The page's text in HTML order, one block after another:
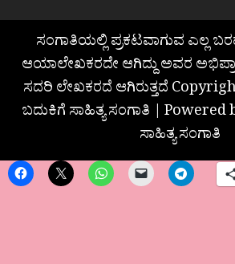
ಸಂಗಾತಿಯಲ್ಲಿ ಪ್ರಕಟವಾಗುವ ಎಲ್ಲ
ಆಯಾಲೇಖಕರದೇ ಆಗಿದ್ದು ಅವರ
ಸದರಿ ಲೇಖಕರದೆ ಆಗಿರುತ್ತದೆ
ಬದುಕಿಗೆ ಸಾಹಿತ್ಯ ಸಂಗಾತಿ | Powered
ಸಾಹಿತ್ಯ ಸಂಗಾತಿ